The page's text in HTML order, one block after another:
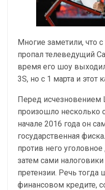
Многие заметили, что
пропал телеведущий
время его шоу
3S, но с 1 марта и этот
Перед исчезновением
произошло несколько
начале 2016 года он
государственная
против него
затем сами
претензии. Речь тогда
финансовом кредите,